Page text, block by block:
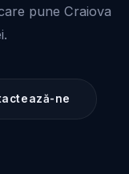
pune Craiova
ne